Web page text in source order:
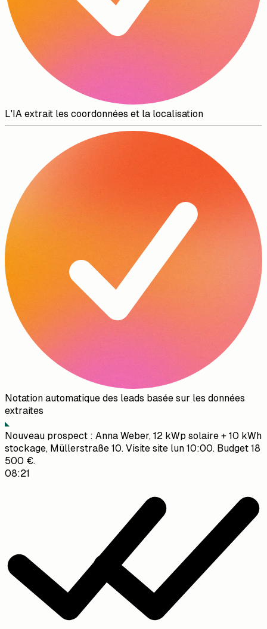
L'IA extrait les coordonnées et la localisation
Notation automatique des leads basée sur les données
extraites
Nouveau prospect : Anna Weber, 12 kWp solaire + 10 kWh
stockage, Müllerstraße 10. Visite site lun 10:00. Budget 18
500 €.
08:21